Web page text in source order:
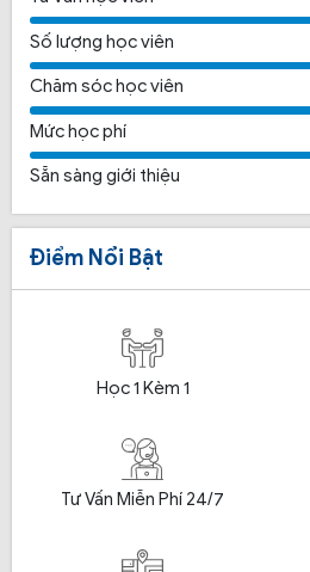
Số lượng học viên
Chăm sóc học viên
Mức học phí
Sẵn sàng giới thiệu
Điểm Nổi Bật
Học 1 Kèm 1
Tư Vấn Miễn Phí 24/7